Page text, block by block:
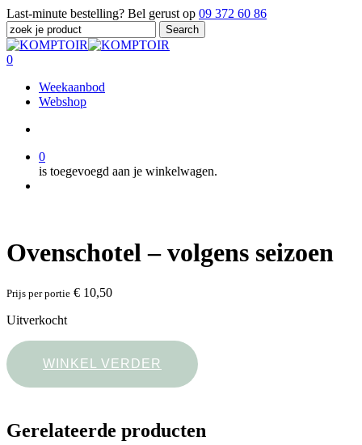
Skip
to
main
content
Last-minute bestelling? Bel gerust op 09 372 60 86
Search
Close
Search
search
0
Weekaanbod
Webshop
0
is toegevoegd aan je winkelwagen.
Ovenschotel – volgens seizoen
Prijs per portie € 10,50
Uitverkocht
WINKEL VERDER
Gerelateerde producten